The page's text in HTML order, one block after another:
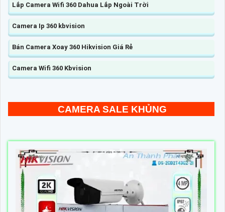
Lắp Camera Wifi 360 Dahua Lắp Ngoài Trời
Camera Ip 360 kbvision
Bán Camera Xoay 360 Hikvision Giá Rẻ
Camera Wifi 360 Kbvision
CAMERA SALE KHỦNG